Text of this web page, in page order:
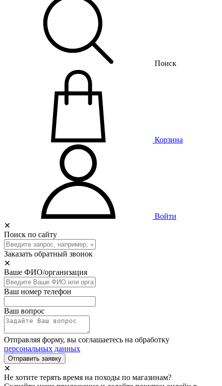
Поиск
Корзина
Войти
✕
Поиск по сайту
Заказать обратный звонок
✕
Ваше ФИО/организация
Ваш номер телефон
Ваш вопрос
Отправляя форму, вы соглашаетесь на обработку
персональных данных
Отправить заявку
✕
Не хотите терять время на походы по магазинам?